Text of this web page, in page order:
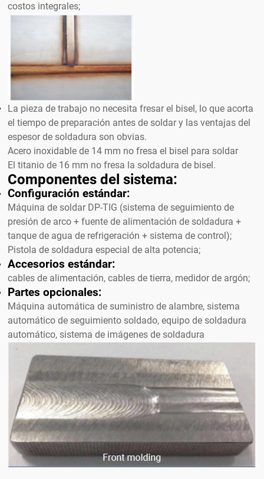
costos integrales;
La pieza de trabajo no necesita fresar el bisel, lo que acorta
el tiempo de preparación antes de soldar y las ventajas del
espesor de soldadura son obvias.
Acero inoxidable de 14 mm no fresa el bisel para soldar
El titanio de 16 mm no fresa la soldadura de bisel.
Componentes del sistema:
Configuración estándar:
Máquina de soldar DP-TIG (sistema de seguimiento de
presión de arco + fuente de alimentación de soldadura +
tanque de agua de refrigeración + sistema de control);
Pistola de soldadura especial de alta potencia;
Accesorios estándar:
cables de alimentación, cables de tierra, medidor de argón;
Partes opcionales:
Máquina automática de suministro de alambre, sistema
automático de seguimiento soldado, equipo de soldadura
automático, sistema de imágenes de soldadura